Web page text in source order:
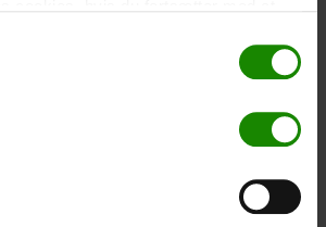
personer: 4 – Klik på billedet for at se størrelse på
+